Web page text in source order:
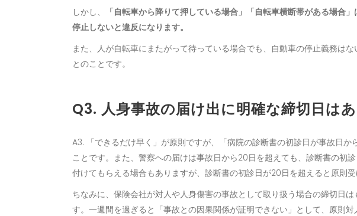
しかし、
「自転車から降りて押している場合」「自転車横断帯がある場合」
停止しないと違反になります。
また、人が自転車にまたがって待っている場合でも、自動車の停止義務は
とのことです。
Q3. 人身事故の届け出に明確な締切日は
A3. 「できるだけ早く」が原則ですが、「病院の診断書の初診日が事故日
ことです。また、警察への届けは事故日から20日を超えても、診断書の初
付けてもらえる場合もありますが、診断書の初診日が20日を超えると原則受
ちなみに、保険会社が対人や人身傷害の事故として取り扱う場合の締切日
す。一週間を過ぎると「事故との因果関係が証明できない」として、原則